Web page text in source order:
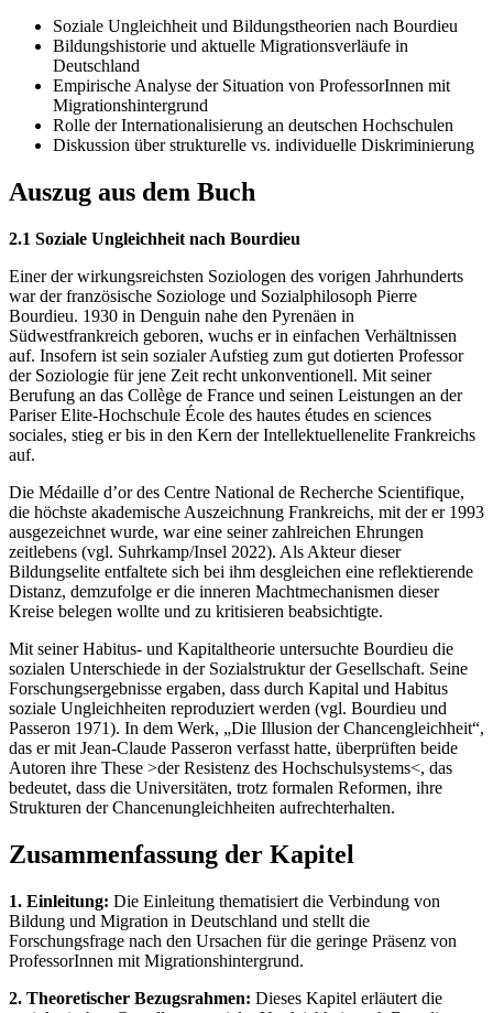
Soziale Ungleichheit und Bildungstheorien nach Bourdieu
Bildungshistorie und aktuelle Migrationsverläufe in
Deutschland
Empirische Analyse der Situation von ProfessorInnen mit
Migrationshintergrund
Rolle der Internationalisierung an deutschen Hochschulen
Diskussion über strukturelle vs. individuelle Diskriminierung
Auszug aus dem Buch
2.1 Soziale Ungleichheit nach Bourdieu
Einer der wirkungsreichsten Soziologen des vorigen Jahrhunderts
war der französische Soziologe und Sozialphilosoph Pierre
Bourdieu. 1930 in Denguin nahe den Pyrenäen in
Südwestfrankreich geboren, wuchs er in einfachen Verhältnissen
auf. Insofern ist sein sozialer Aufstieg zum gut dotierten Professor
der Soziologie für jene Zeit recht unkonventionell. Mit seiner
Berufung an das Collège de France und seinen Leistungen an der
Pariser Elite-Hochschule École des hautes études en sciences
sociales, stieg er bis in den Kern der Intellektuellenelite Frankreichs
auf.
Die Médaille d’or des Centre National de Recherche Scientifique,
die höchste akademische Auszeichnung Frankreichs, mit der er 1993
ausgezeichnet wurde, war eine seiner zahlreichen Ehrungen
zeitlebens (vgl. Suhrkamp/Insel 2022). Als Akteur dieser
Bildungselite entfaltete sich bei ihm desgleichen eine reflektierende
Distanz, demzufolge er die inneren Machtmechanismen dieser
Kreise belegen wollte und zu kritisieren beabsichtigte.
Mit seiner Habitus- und Kapitaltheorie untersuchte Bourdieu die
sozialen Unterschiede in der Sozialstruktur der Gesellschaft. Seine
Forschungsergebnisse ergaben, dass durch Kapital und Habitus
soziale Ungleichheiten reproduziert werden (vgl. Bourdieu und
Passeron 1971). In dem Werk, „Die Illusion der Chancengleichheit“,
das er mit Jean-Claude Passeron verfasst hatte, überprüften beide
Autoren ihre These >der Resistenz des Hochschulsystems<, das
bedeutet, dass die Universitäten, trotz formalen Reformen, ihre
Strukturen der Chancenungleichheiten aufrechterhalten.
Zusammenfassung der Kapitel
1. Einleitung: Die Einleitung thematisiert die Verbindung von
Bildung und Migration in Deutschland und stellt die
Forschungsfrage nach den Ursachen für die geringe Präsenz von
ProfessorInnen mit Migrationshintergrund.
2. Theoretischer Bezugsrahmen: Dieses Kapitel erläutert die